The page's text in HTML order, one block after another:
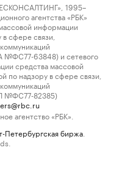
1995–
агентства «РБК»
информации
сфере связи,
№ФС77-63848) и сетевого
средства массовой
по надзору в сфере связи,
№ФС77-82385)
агентство «РБК».
Петербургская биржа